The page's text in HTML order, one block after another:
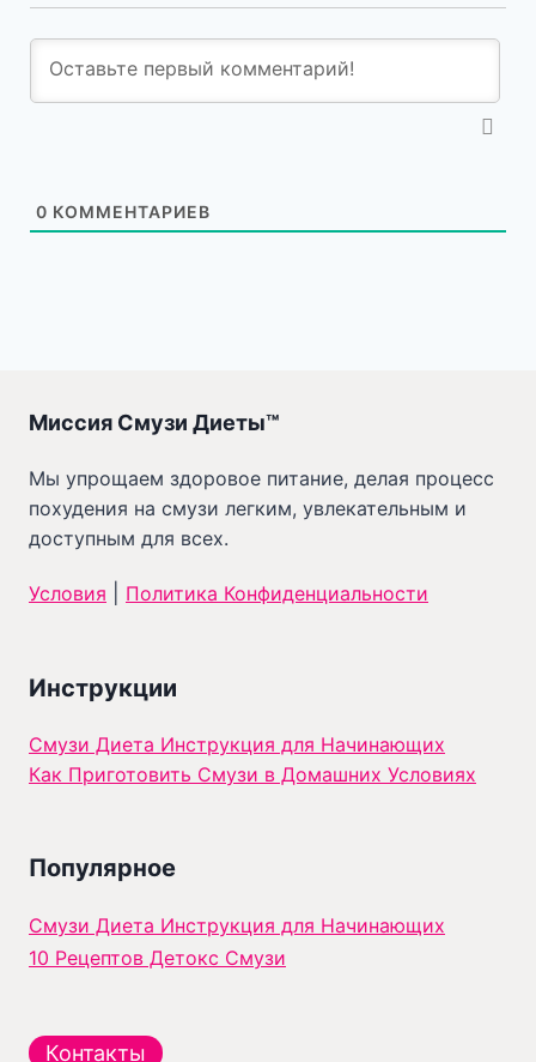
0 КОММЕНТАРИЕВ
Миссия Смузи Диеты™
Мы упрощаем здоровое питание, делая процесс
похудения на смузи легким, увлекательным и
доступным для всех.
Условия Политика Конфиденциальности
Инструкции
Смузи Диета Инструкция для Начинающих
Как Приготовить Смузи в Домашних Условиях
Популярное
Смузи Диета Инструкция для Начинающих
10 Рецептов Детокс Смузи
Контакты